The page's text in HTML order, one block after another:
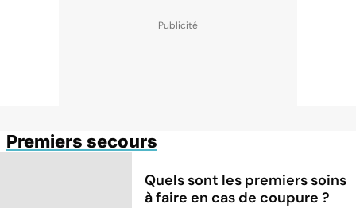
Premiers secours
Quels sont les premiers soins
à faire en cas de coupure ?